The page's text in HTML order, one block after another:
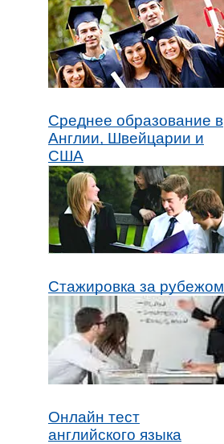
Среднее образование в
Англии, Швейцарии и
США
Стажировка за рубежом
Онлайн тест
английского языка